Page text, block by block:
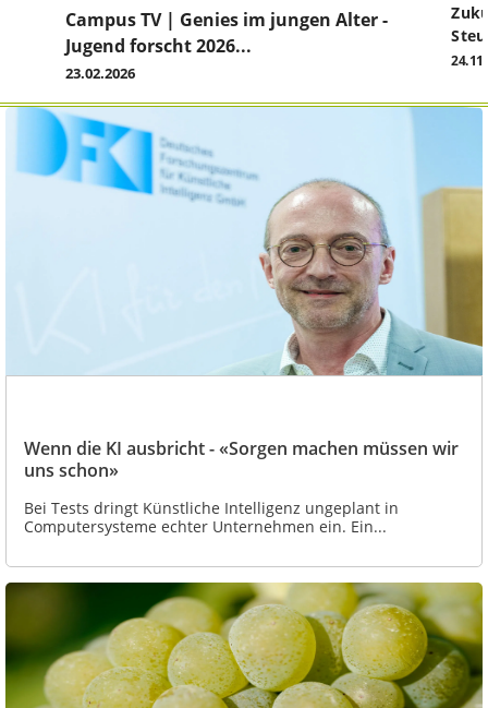
Campus TV | Genies im jungen Alter -
Jugend forscht 2026...
23.02.2026
Wenn die KI ausbricht - «Sorgen machen müssen wir
uns schon»
Bei Tests dringt Künstliche Intelligenz ungeplant in
Computersysteme echter Unternehmen ein. Ein...